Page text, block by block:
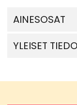
AINESOSAT
YLEISET